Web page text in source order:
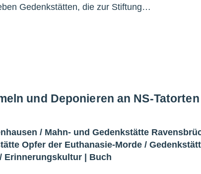
Gedenkstätten, die zur Stiftung…
und Deponieren an NS-Tatorten
/ Mahn- und Gedenkstätte
Opfer der Euthanasie-Morde /
/ Erinnerungskultur Buch